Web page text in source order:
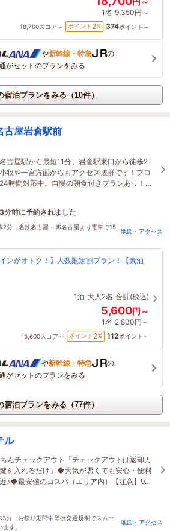
1名 9,350円～
18,700スコア～ ポイント 2% 374ポイント～
や新幹線・特急
の
がセットのプランをみる
宿泊プランをみる（10件）
古屋岩倉駅前
古屋駅から最短11分、岩倉駅東口から徒歩2
牧や一宮方面からもアクセス抜群です！フロ
時間対応中。自慢の朝食付きプランあり！ア
イド型テレビ導入、お部屋でwi-fi利用可能で
分前に予約されました
2分 名鉄名古屋・JR名古屋より電車で15
地図・アクセス
ンがオトク！】人数限定割プラン！【素泊
1泊 大人2名 合計(税込)
5,600円～
1名 2,800円～
5,600スコア～ ポイント 2% 112ポイント～
や新幹線・特急
の
がセットのプランをみる
宿泊プランをみる（77件）
ル
んチェックアウト「チェックアウトは返却カ
を入れるだけ」◆天気が悪くても安心・便利
♪◆最安値のコスパ（エリア内）【注意】9月
時～15時は電気点検のため館内停電します！
3分 お祭り期間中等は交通規制でスムー
す。
地図・アクセス